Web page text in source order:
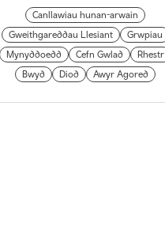
Canllawiau hunan-arwain
Gweithgareddau Llesiant
Grwpiau
Mynyddoedd
Cefn Gwlad
Rhestr
Bwyd
Diod Awyr Agored